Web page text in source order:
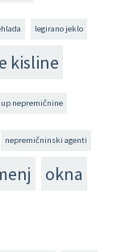
legirano jeklo
kisline
nepremičnine
nepremičninski agenti
okna